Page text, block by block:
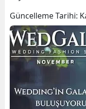
Güncelleme Tarihi: